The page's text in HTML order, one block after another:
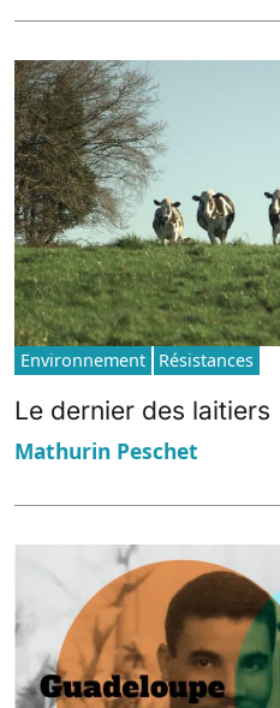
Environnement Résistances
Le dernier des laitiers
Mathurin Peschet